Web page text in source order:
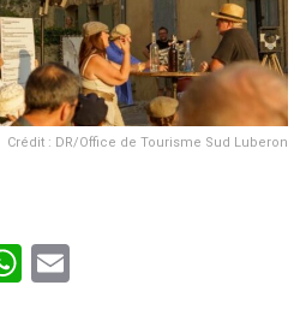
Crédit : DR/Office de Tourisme Sud Luberon
W